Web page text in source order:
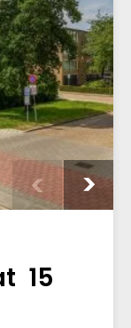
15